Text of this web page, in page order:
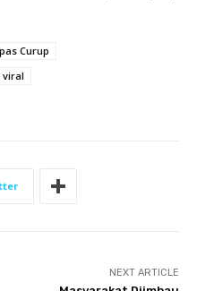
Curup
viral
NEXT ARTICLE